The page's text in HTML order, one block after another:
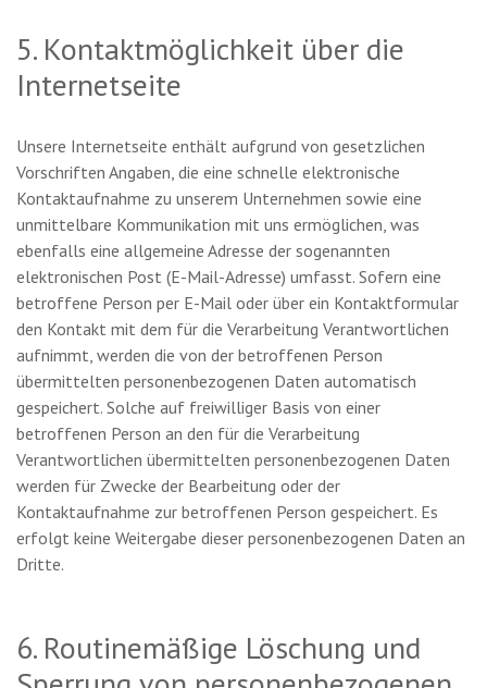
5. Kontaktmöglichkeit über die
Internetseite
Unsere Internetseite enthält aufgrund von gesetzlichen
Vorschriften Angaben, die eine schnelle elektronische
Kontaktaufnahme zu unserem Unternehmen sowie eine
unmittelbare Kommunikation mit uns ermöglichen, was
ebenfalls eine allgemeine Adresse der sogenannten
elektronischen Post (E-Mail-Adresse) umfasst. Sofern eine
betroffene Person per E-Mail oder über ein Kontaktformular
den Kontakt mit dem für die Verarbeitung Verantwortlichen
aufnimmt, werden die von der betroffenen Person
übermittelten personenbezogenen Daten automatisch
gespeichert. Solche auf freiwilliger Basis von einer
betroffenen Person an den für die Verarbeitung
Verantwortlichen übermittelten personenbezogenen Daten
werden für Zwecke der Bearbeitung oder der
Kontaktaufnahme zur betroffenen Person gespeichert. Es
erfolgt keine Weitergabe dieser personenbezogenen Daten an
Dritte.
6. Routinemäßige Löschung und